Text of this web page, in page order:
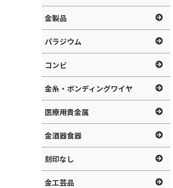
金製品
パラジウム
コンビ
金糸・ボンディングワイヤ
医療用貴金属
金酒器食器
刻印なし
金工芸品